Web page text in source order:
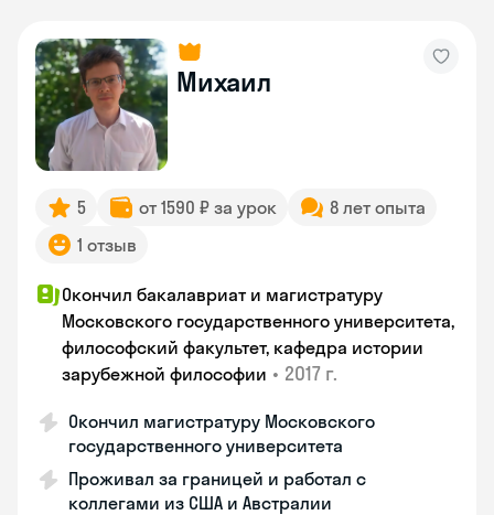
Михаил
5 от 1590 ₽ за урок
8 лет опыта
1 отзыв
Окончил бакалавриат и магистратуру
Московского государственного университета,
философский факультет, кафедра истории
зарубежной философии • 2017 г.
Окончил магистратуру Московского
государственного университета
Проживал за границей и работал с
коллегами из США и Австралии